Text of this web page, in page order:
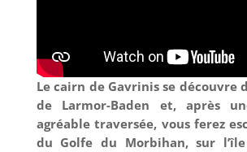
Le cairn de Gavrinis se découvre
de Larmor-Baden et, après
agréable traversée, vous ferez
du Golfe du Morbihan, sur